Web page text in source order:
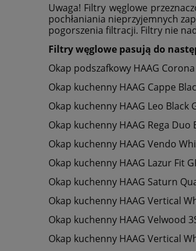
Uwaga! Filtry węglowe
pochłaniania nieprzyjemnych
pogorszenia filtracji. Filtry nie
Filtry węglowe pasują do
Okap podszafkowy HAAG
Okap kuchenny HAAG Cappe
Okap kuchenny HAAG Leo Black
Okap kuchenny HAAG Rega Duo
Okap kuchenny HAAG Vendo
Okap kuchenny HAAG Lazur Fit
Okap kuchenny HAAG Saturn
Okap kuchenny HAAG Vertical
Okap kuchenny HAAG Velwood
Okap kuchenny HAAG Vertical